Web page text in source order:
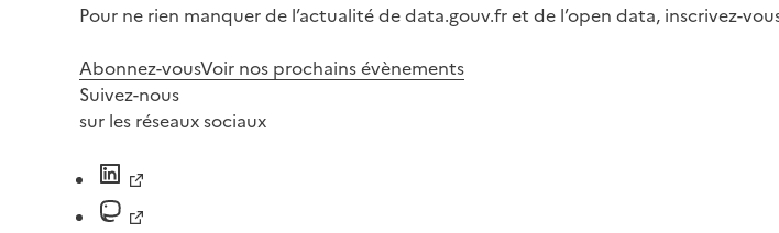
Pour ne rien manquer de l’actualité de data.gouv.fr et de l’open data, inscrivez-
Abonnez-vousVoir nos prochains évènements
Suivez-nous
sur les réseaux sociaux